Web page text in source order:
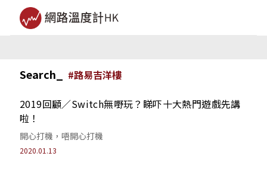
Search_ #路易吉洋樓
2019回顧／Switch無嘢玩？睇吓十大熱門遊戲先講
啦！
開心打機，唔開心打機
2020.01.13